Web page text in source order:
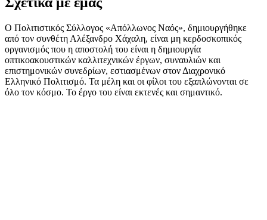
Ο Πολιτιστικός Σύλλογος «Απόλλωνος Ναός», δημιουργήθηκε
από τον συνθέτη Αλέξανδρο Χάχαλη, είναι μη κερδοσκοπικός
οργανισμός που η αποστολή του είναι η δημιουργία
οπτικοακουστικών καλλιτεχνικών έργων, συναυλιών και
επιστημονικών συνεδρίων, εστιασμένων στον Διαχρονικό
Ελληνικό Πολιτισμό. Τα μέλη και οι φίλοι του εξαπλώνονται σε
όλο τον κόσμο. Το έργο του είναι εκτενές και σημαντικό.